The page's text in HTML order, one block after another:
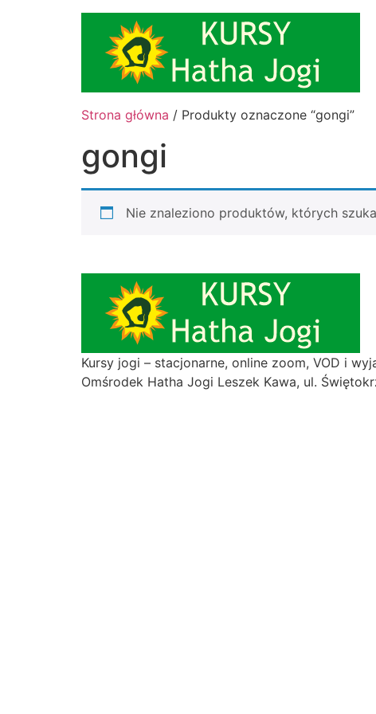
Strona główna / Produkty oznaczone “gongi”
gongi
Nie znaleziono produktów, których
Kursy jogi – stacjonarne, online zoom, VOD i
Omśrodek Hatha Jogi Leszek Kawa, ul.